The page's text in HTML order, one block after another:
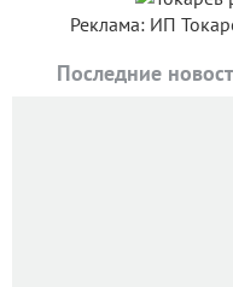
Реклама: ИП
Последние